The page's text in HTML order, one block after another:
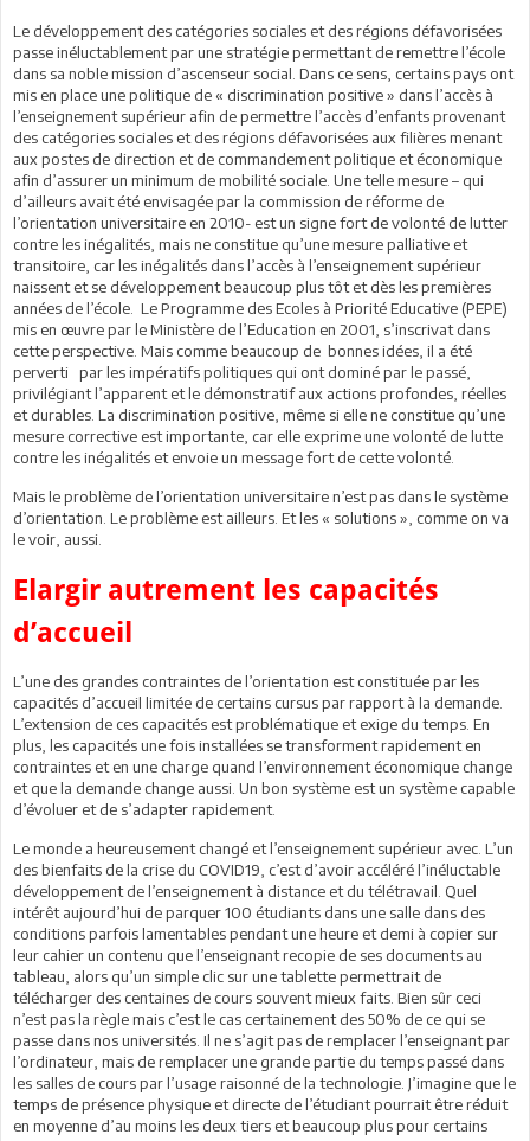
Le développement des catégories sociales et des régions défavorisées
passe inéluctablement par une stratégie permettant de remettre l’école
dans sa noble mission d’ascenseur social. Dans ce sens, certains pays ont
mis en place une politique de « discrimination positive » dans l’accès à
l’enseignement supérieur afin de permettre l’accès d’enfants provenant
des catégories sociales et des régions défavorisées aux filières menant
aux postes de direction et de commandement politique et économique
afin d’assurer un minimum de mobilité sociale. Une telle mesure – qui
d’ailleurs avait été envisagée par la commission de réforme de
l’orientation universitaire en 2010- est un signe fort de volonté de lutter
contre les inégalités, mais ne constitue qu’une mesure palliative et
transitoire, car les inégalités dans l’accès à l’enseignement supérieur
naissent et se développement beaucoup plus tôt et dès les premières
années de l’école. Le Programme des Ecoles à Priorité Educative (PEPE)
mis en œuvre par le Ministère de l’Education en 2001, s’inscrivat dans
cette perspective. Mais comme beaucoup de bonnes idées, il a été
perverti par les impératifs politiques qui ont dominé par le passé,
privilégiant l’apparent et le démonstratif aux actions profondes, réelles
et durables. La discrimination positive, même si elle ne constitue qu’une
mesure corrective est importante, car elle exprime une volonté de lutte
contre les inégalités et envoie un message fort de cette volonté.
Mais le problème de l’orientation universitaire n’est pas dans le système
d’orientation. Le problème est ailleurs. Et les « solutions », comme on va
le voir, aussi.
Elargir autrement les capacités
d’accueil
L’une des grandes contraintes de l’orientation est constituée par les
capacités d’accueil limitée de certains cursus par rapport à la demande.
L’extension de ces capacités est problématique et exige du temps. En
plus, les capacités une fois installées se transforment rapidement en
contraintes et en une charge quand l’environnement économique change
et que la demande change aussi. Un bon système est un système capable
d’évoluer et de s’adapter rapidement.
Le monde a heureusement changé et l’enseignement supérieur avec. L’un
des bienfaits de la crise du COVID19, c’est d’avoir accéléré l’inéluctable
développement de l’enseignement à distance et du télétravail. Quel
intérêt aujourd’hui de parquer 100 étudiants dans une salle dans des
conditions parfois lamentables pendant une heure et demi à copier sur
leur cahier un contenu que l’enseignant recopie de ses documents au
tableau, alors qu’un simple clic sur une tablette permettrait de
télécharger des centaines de cours souvent mieux faits. Bien sûr ceci
n’est pas la règle mais c’est le cas certainement des 50% de ce qui se
passe dans nos universités. Il ne s’agit pas de remplacer l’enseignant par
l’ordinateur, mais de remplacer une grande partie du temps passé dans
les salles de cours par l’usage raisonné de la technologie. J’imagine que le
temps de présence physique et directe de l’étudiant pourrait être réduit
en moyenne d’au moins les deux tiers et beaucoup plus pour certains